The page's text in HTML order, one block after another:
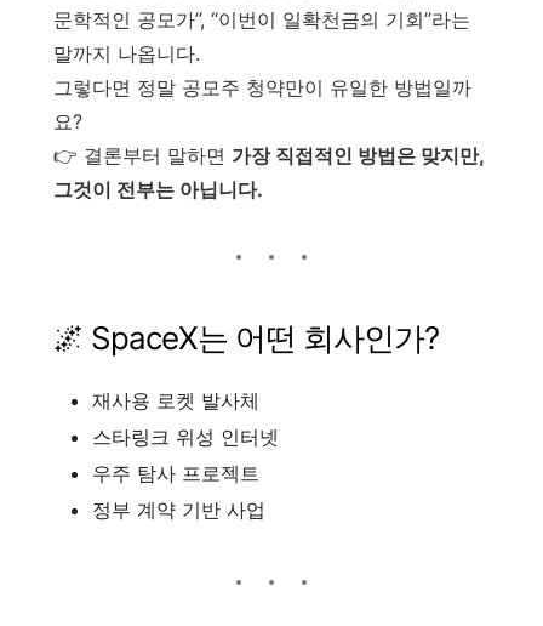
문학적인 공모가”, “이번이 일확천금의 기회”라는
말까지 나옵니다.
그렇다면 정말 공모주 청약만이 유일한 방법일까
요?
👉 결론부터 말하면 가장 직접적인 방법은 맞지만,
그것이 전부는 아닙니다.
🌌 SpaceX는 어떤 회사인가?
재사용 로켓 발사체
스타링크 위성 인터넷
우주 탐사 프로젝트
정부 계약 기반 사업